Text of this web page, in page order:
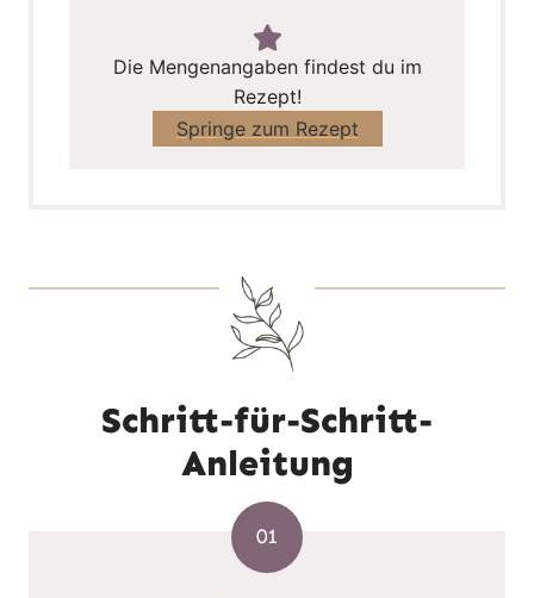
Die Mengenangaben findest du im
Rezept!
Springe zum Rezept
Schritt-für-Schritt-
Anleitung
01